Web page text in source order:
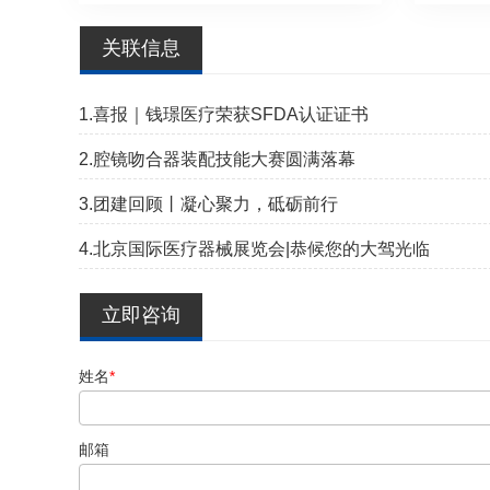
关联信息
1.喜报｜钱璟医疗荣获SFDA认证证书
2.腔镜吻合器装配技能大赛圆满落幕
3.团建回顾丨凝心聚力，砥砺前行
4.北京国际医疗器械展览会|恭候您的大驾光临
立即咨询
姓名*
邮箱